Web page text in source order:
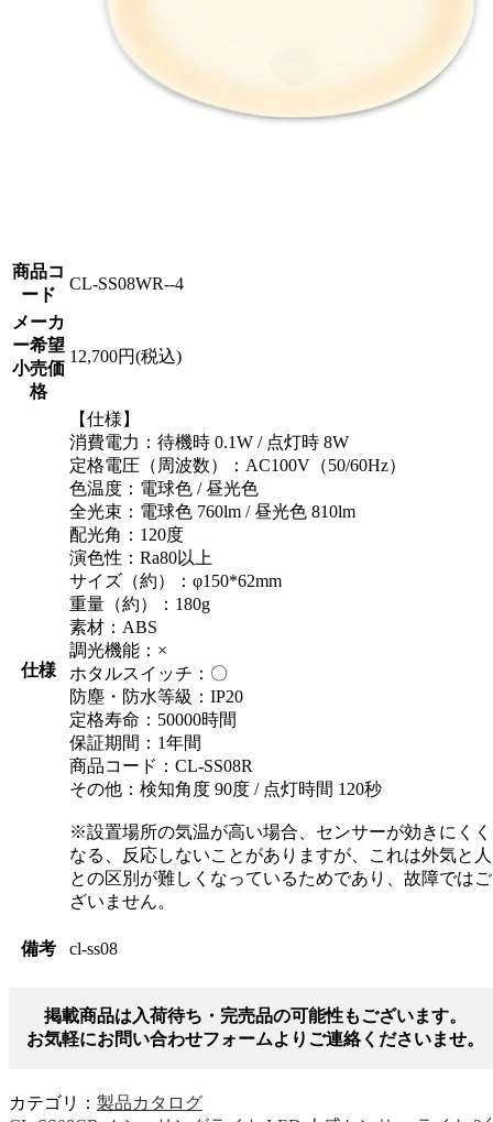
商品コ
ード
CL-SS08WR--4
メーカ
ー希望
小売価
格
12,700円(税込)
仕様
【仕様】
消費電力：待機時 0.1W / 点灯時 8W
定格電圧（周波数）：AC100V（50/60Hz）
色温度：電球色 / 昼光色
全光束：電球色 760lm / 昼光色 810lm
配光角：120度
演色性：Ra80以上
サイズ（約）：φ150*62mm
重量（約）：180g
素材：ABS
調光機能：×
ホタルスイッチ：〇
防塵・防水等級：IP20
定格寿命：50000時間
保証期間：1年間
商品コード：CL-SS08R
その他：検知角度 90度 / 点灯時間 120秒
※設置場所の気温が高い場合、センサーが効きにくく
なる、反応しないことがありますが、これは外気と人
との区別が難しくなっているためであり、故障ではご
ざいません。
備考 cl-ss08
掲載商品は入荷待ち・完売品の可能性もございます。
お気軽にお問い合わせフォームよりご連絡くださいませ。
カテゴリ： 製品カタログ